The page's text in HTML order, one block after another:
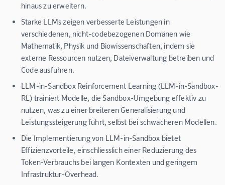
hinaus zu erweitern.
Starke LLMs zeigen verbesserte Leistungen in
verschiedenen, nicht-codebezogenen Domänen wie
Mathematik, Physik und Biowissenschaften, indem sie
externe Ressourcen nutzen, Dateiverwaltung betreiben und
Code ausführen.
LLM-in-Sandbox Reinforcement Learning (LLM-in-Sandbox-
RL) trainiert Modelle, die Sandbox-Umgebung effektiv zu
nutzen, was zu einer breiteren Generalisierung und
Leistungssteigerung führt, selbst bei schwächeren Modellen.
Die Implementierung von LLM-in-Sandbox bietet
Effizienzvorteile, einschliesslich einer Reduzierung des
Token-Verbrauchs bei langen Kontexten und geringem
Infrastruktur-Overhead.